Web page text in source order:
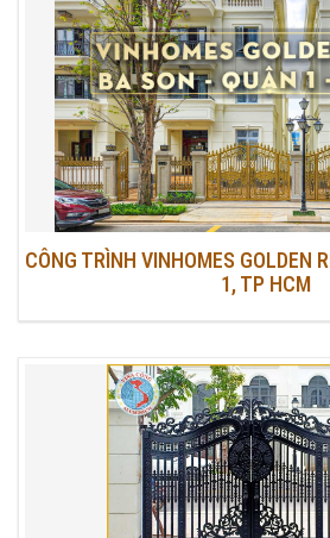
CÔNG TRÌNH VINHOMES GOLDEN
1, TP HCM